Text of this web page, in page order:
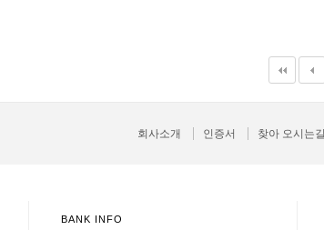
회사소개 인증서 찾아 오시는길
BANK INFO